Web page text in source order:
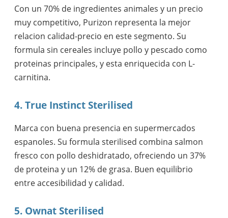
Con un 70% de ingredientes animales y un precio
muy competitivo, Purizon representa la mejor
relacion calidad-precio en este segmento. Su
formula sin cereales incluye pollo y pescado como
proteinas principales, y esta enriquecida con L-
carnitina.
4. True Instinct Sterilised
Marca con buena presencia en supermercados
espanoles. Su formula sterilised combina salmon
fresco con pollo deshidratado, ofreciendo un 37%
de proteina y un 12% de grasa. Buen equilibrio
entre accesibilidad y calidad.
5. Ownat Sterilised